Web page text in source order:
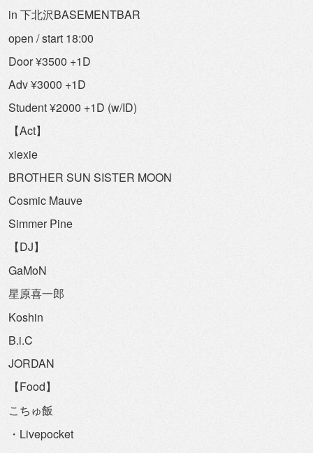
in 下北沢BASEMENTBAR
open / start 18:00
Door ¥3500 +1D
Adv ¥3000 +1D
Student ¥2000 +1D (w/ID)
【Act】
xiexie
BROTHER SUN SISTER MOON
Cosmic Mauve
Simmer Pine
【DJ】
GaMoN
星原喜一郎
Koshin
B.i.C
JORDAN
【Food】
こちゅ飯
・Livepocket